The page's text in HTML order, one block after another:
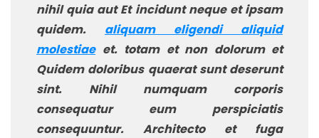
nihil quia aut Et incidunt neque et ipsam
quidem. aliquam eligendi aliquid
molestiaeet. totam et non dolorum et
Quidem doloribus quaerat sunt deserunt
sint. Nihil numquam corporis
consequatur eum perspiciatis
consequuntur. Architecto et fuga